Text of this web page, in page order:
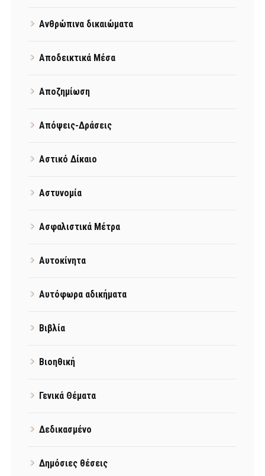
Ανθρώπινα δικαιώματα
Αποδεικτικά Μέσα
Αποζημίωση
Απόψεις-Δράσεις
Αστικό Δίκαιο
Αστυνομία
Ασφαλιστικά Μέτρα
Αυτοκίνητα
Αυτόφωρα αδικήματα
Βιβλία
Βιοηθική
Γενικά Θέματα
Δεδικασμένο
Δημόσιες θέσεις